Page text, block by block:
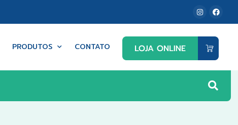
PRODUTOS CONTATO